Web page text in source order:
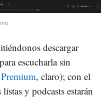
descargar
escucharla sin
, claro); con el
y podcasts estarán